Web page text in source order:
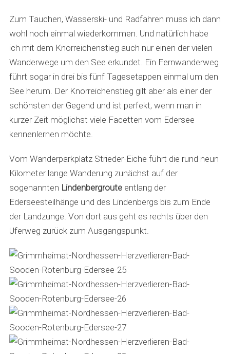
Zum Tauchen, Wasserski- und Radfahren muss ich dann
wohl noch einmal wiederkommen. Und natürlich habe
ich mit dem Knorreichenstieg auch nur einen der vielen
Wanderwege um den See erkundet. Ein Fernwanderweg
führt sogar in drei bis fünf Tagesetappen einmal um den
See herum. Der Knorreichenstieg gilt aber als einer der
schönsten der Gegend und ist perfekt, wenn man in
kurzer Zeit möglichst viele Facetten vom Edersee
kennenlernen möchte.
Vom Wanderparkplatz Strieder-Eiche führt die rund neun
Kilometer lange Wanderung zunächst auf der
sogenannten Lindenbergrouteentlang der
Ederseesteilhänge und des Lindenbergs bis zum Ende
der Landzunge. Von dort aus geht es rechts über den
Uferweg zurück zum Ausgangspunkt.